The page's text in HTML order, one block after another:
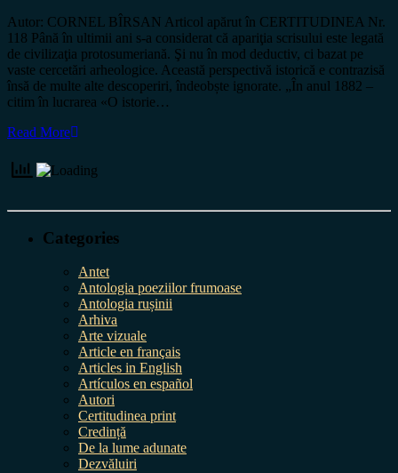
Autor: CORNEL BÎRSAN Articol apărut în CERTITUDINEA Nr.
118 Până în ultimii ani s-a considerat că apariţia scrisului este legată
de civilizaţia protosumeriană. Şi nu în mod deductiv, ci bazat pe
vaste cercetări arheologice. Această perspectivă istorică e contrazisă
însă de multe alte descoperiri, îndeobște ignorate. „În anul 1882 –
citim în lucrarea «O istorie…
Read More
Categories
Antet
Antologia poeziilor frumoase
Antologia rușinii
Arhiva
Arte vizuale
Article en français
Articles in English
Artículos en español
Autori
Certitudinea print
Credință
De la lume adunate
Dezvăluiri